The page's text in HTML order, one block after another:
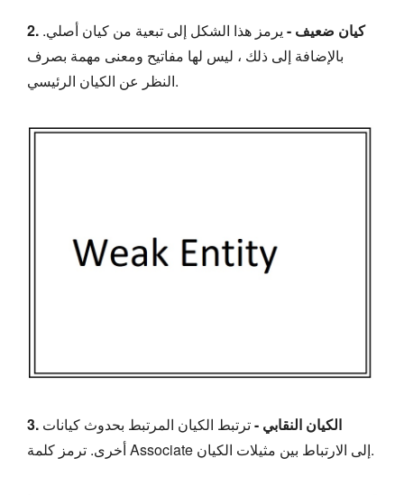
2. كيان ضعيف - يرمز هذا الشكل إلى تبعية من كيان أصلي.
بالإضافة إلى ذلك ، ليس لها مفاتيح ومعنى مهمة بصرف
النظر عن الكيان الرئيسي.
3. الكيان النقابي -ترتبط الكيان المرتبط بحدوث كيانات
أخرى. ترمز كلمة Associate إلى الارتباط بين مثيلات الكيان.